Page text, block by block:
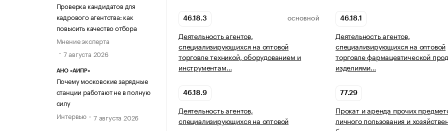
Проверка кандидатов для
кадрового агентства: как
повысить качество отбора
Мнение эксперта
7 августа 2026
АНО «АИПР»
Почему московские зарядные
станции работают не в полную
силу
Интервью
7 августа 2026
46.18.3 ОСНОВНОЙ
Деятельность агентов,
специализирующихся на оптовой
торговле техникой, оборудованием и
инструментам…
46.18.1
Деятельность агентов,
специализирующихся на оптовой
торговле фармацевтической
изделиями…
46.18.9
Деятельность агентов,
специализирующихся на оптовой
77.29
Прокат и аренда прочих
личного пользования и